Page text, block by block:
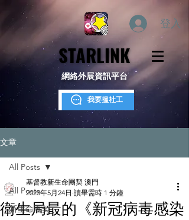
登入
STARLINK
STARLINK
網絡外展資訊平台
我要搵社工
文章
All Posts
新生命團契
All Posts
衛生局最的《新冠病毒感染
基督教新生命團契 澳門
2023年5月24日 讀畢需時 1 分鐘